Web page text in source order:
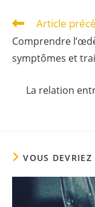
Article
Comprendre
symptômes et
La relation
VOUS